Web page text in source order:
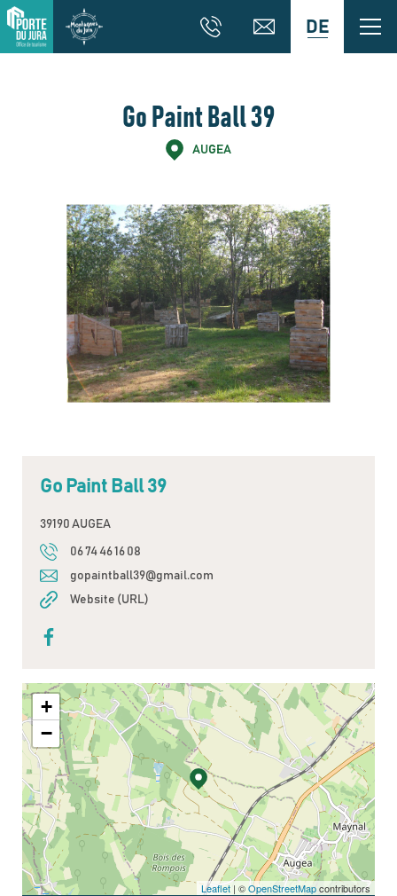
DE
Go Paint Ball 39
AUGEA
Go Paint Ball 39
39190 AUGEA
06 74 46 16 08
gopaintball39@gmail.com
Website (URL)
+
−
Leaflet | ©OpenStreetMapcontributors